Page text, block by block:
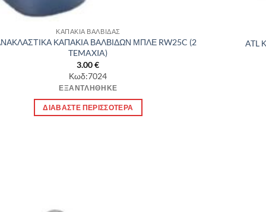
ΚΑΠΑΚΙΑ ΒΑΛΒΙΔΑΣ
ΚΑΠΑΚΙΑ ΒΑΛΒΙΔΩΝ ΜΠΛΕ RW25C (2
TEMAXIA)
3.00€
Κωδ:7024
ΕΞΑΝΤΛΉΘΗΚΕ
ΔΙΑΒΆΣΤΕ ΠΕΡΙΣΣΌΤΕΡΑ
ATL